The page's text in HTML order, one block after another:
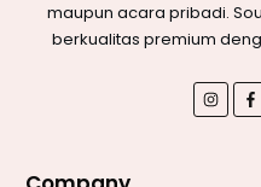
maupun acara pribadi.
berkualitas premium